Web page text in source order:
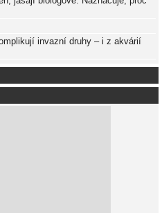
invazní druhy – i z akvárií